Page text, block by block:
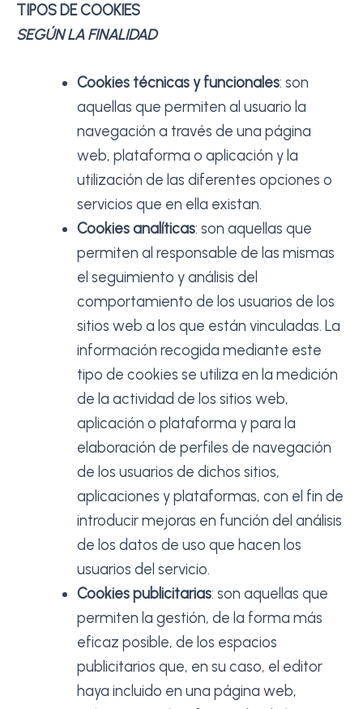
TIPOS DE COOKIES
SEGÚN LA FINALIDAD
Cookies técnicas y funcionales: son
aquellas que permiten al usuario la
navegación a través de una página
web, plataforma o aplicación y la
utilización de las diferentes opciones o
servicios que en ella existan.
Cookies analíticas: son aquellas que
permiten al responsable de las mismas
el seguimiento y análisis del
comportamiento de los usuarios de los
sitios web a los que están vinculadas. La
información recogida mediante este
tipo de cookies se utiliza en la medición
de la actividad de los sitios web,
aplicación o plataforma y para la
elaboración de perfiles de navegación
de los usuarios de dichos sitios,
aplicaciones y plataformas, con el fin de
introducir mejoras en función del análisis
de los datos de uso que hacen los
usuarios del servicio.
Cookies publicitarias: son aquellas que
permiten la gestión, de la forma más
eficaz posible, de los espacios
publicitarios que, en su caso, el editor
haya incluido en una página web,